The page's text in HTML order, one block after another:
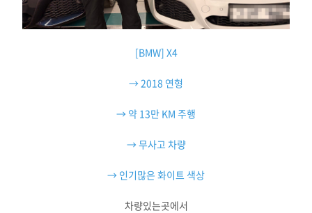
[BMW] X4
→ 2018 연형
→ 약 13만 KM 주행
→ 무사고 차량
→ 인기많은 화이트 색상
차량있는곳에서